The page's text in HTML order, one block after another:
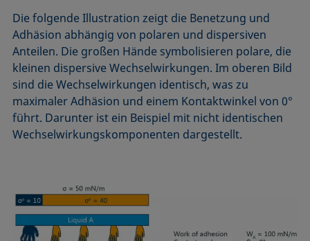
Die folgende Illustration zeigt die Benetzung und
Adhäsion abhängig von polaren und dispersiven
Anteilen. Die großen Hände symbolisieren polare, die
kleinen dispersive Wechselwirkungen. Im oberen Bild
sind die Wechselwirkungen identisch, was zu
maximaler Adhäsion und einem Kontaktwinkel von 0°
führt. Darunter ist ein Beispiel mit nicht identischen
Wechselwirkungskomponenten dargestellt.